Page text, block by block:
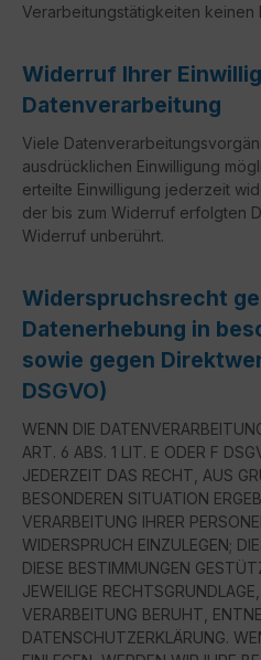
Verarbeitungstätigkeiten keinen
Widerruf Ihrer
Datenverarbeitung
Viele
ausdrücklichen Einwilligung
erteilte Einwilligung jederzeit
der bis zum Widerruf erfolgten
Widerruf unberührt.
Widerspruchsrecht
Datenerhebung in
sowie gegen
DSGVO)
WENN DIE
ART. 6 ABS. 1 LIT. E ODER F
JEDERZEIT DAS RECHT, AUS
BESONDEREN SITUATION
VERARBEITUNG IHRER
WIDERSPRUCH EINZULEGEN;
DIESE BESTIMMUNGEN
JEWEILIGE
VERARBEITUNG BERUHT,
DATENSCHUTZERKLÄRUNG.